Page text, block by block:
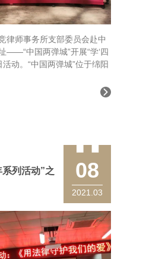
律师事务所支部委员会赴中
——“中国两弹城”开展“学‘四
活动。“中国两弹城”位于绵阳
能宽等杰出科学家都在此工
年
08
2021.03
列活动”之